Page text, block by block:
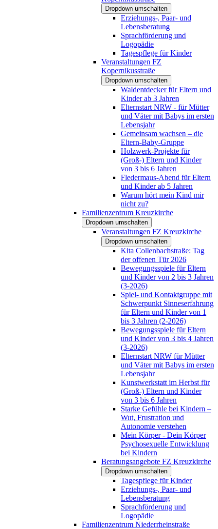
Dropdown umschalten
Erziehungs-, Paar- und
Lebensberatung
Sprachförderung und
Logopädie
Tagespflege für Kinder
Veranstaltungen FZ
Kopernikusstraße
Dropdown umschalten
Waldentdecker für Eltern und
Kinder ab 3 Jahren
Elternstart NRW - für Mütter
und Väter mit Babys im ersten
Lebensjahr
Gemeinsam wachsen – die
Eltern-Baby-Gruppe
Holzwerk-Projekte für
(Groß-) Eltern und Kinder
von 3 bis 6 Jahren
Fledermaus-Abend für Eltern
und Kinder ab 5 Jahren
Warum hört mein Kind mir
nicht zu?
Familienzentrum Kreuzkirche
Dropdown umschalten
Veranstaltungen FZ Kreuzkirche
Dropdown umschalten
Kita Collenbachstraße: Tag
der offenen Tür 2026
Bewegungsspiele für Eltern
und Kinder von 2 bis 3 Jahren
(3-2026)
Spiel- und Kontaktgruppe mit
Schwerpunkt Sinneserfahrung
für Eltern und Kinder von 1
bis 3 Jahren (2-2026)
Bewegungsspiele für Eltern
und Kinder von 3 bis 4 Jahren
(3-2026)
Elternstart NRW für Mütter
und Väter mit Babys im ersten
Lebensjahr
Kunstwerkstatt im Herbst für
(Groß-) Eltern und Kinder
von 3 bis 6 Jahren
Starke Gefühle bei Kindern –
Wut, Frustration und
Autonomie verstehen
Mein Körper - Dein Körper
Psychosexuelle Entwicklung
bei Kindern
Beratungsangebote FZ Kreuzkirche
Dropdown umschalten
Tagespflege für Kinder
Erziehungs-, Paar- und
Lebensberatung
Sprachförderung und
Logopädie
Familienzentrum Niederrheinstraße